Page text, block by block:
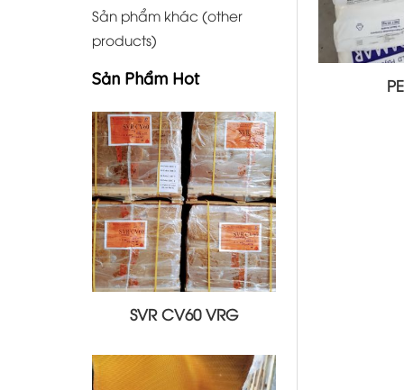
Sản phẩm khác (other
products)
Sản Phẩm Hot
SVR CV60 VRG